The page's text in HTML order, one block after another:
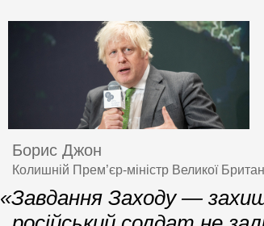
Борис Джон
Колишній Прем’єр-міністр Великої
«Завдання Заходу —